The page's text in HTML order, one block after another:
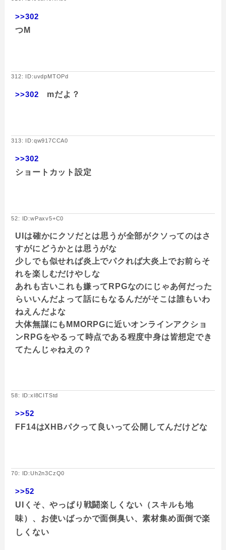
>>302
つM
312: ID:uvdpMTOPd
>>302 mだよ？
313: ID:qw917CCA0
>>302
ショートカット設定
52: ID:wPaxv5+C0
UIは確かにクソだとは思うが全部がクソってのはさ
すがにどうかとは思うがな
少しでも似せれば炎上でパクれば大炎上でお前らそ
れを楽しむだけやしな
あれも古いこれも嫌ってRPGなのにじゃあ何だった
らいいんだよって話にもなるんだがそこは誰もいわ
ねえんだよな
大体無謀にもMMORPGに近いオンラインアクショ
ンRPGをやるって時点である程度中身は皆想定でき
てたんじゃねえの？
58: ID:xl8CITStd
>>52
FF14はXHBパクって良いって公開してんだけどな
70: ID:Uh2n3CzQ0
>>52
UIくそ、やっぱり戦闘楽しくない（スキルも地
味）、お使いばっかで面倒臭い、素材集め面倒で楽
しくない